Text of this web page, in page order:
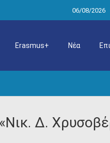
06/08/2026
Erasmus+ Νέα
Δ.